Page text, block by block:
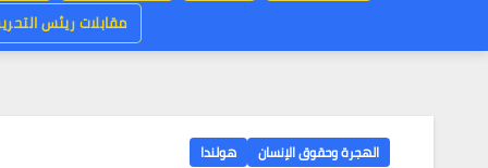
مقابلات ريئس
الهجرة وحقوق الإنسان هولندا